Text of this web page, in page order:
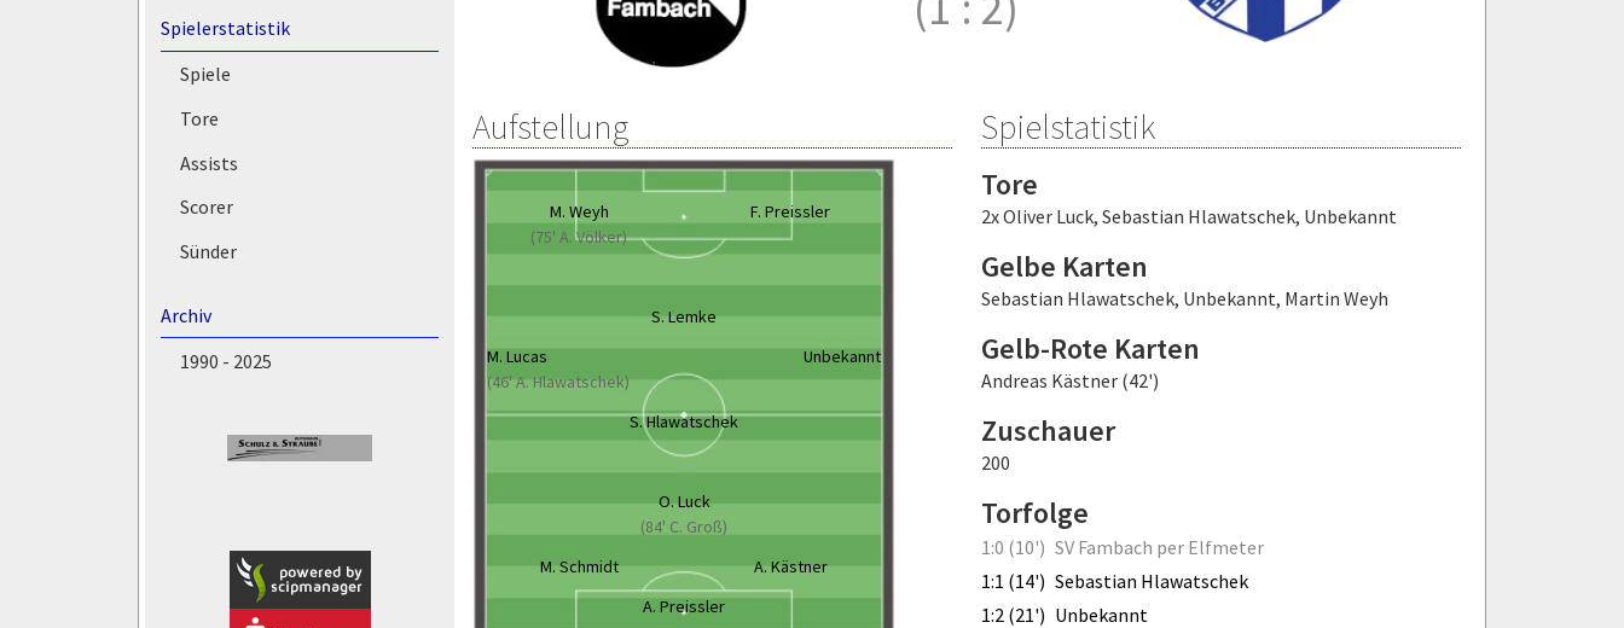
Spielerstatistik
Spiele
Tore
Assists
Scorer
Sünder
Archiv
1990 - 2025
Aufstellung
M. Weyh
(75' A. Völker)
F. Preissler
S. Lemke
M. Lucas
(46' A. Hlawatschek)
Unbekannt
S. Hlawatschek
O. Luck
(84' C. Groß)
M. Schmidt
A. Kästner
A. Preissler
Spielstatistik
Tore
2x Oliver Luck, Sebastian Hlawatschek, Unbekannt
Gelbe Karten
Sebastian Hlawatschek, Unbekannt, Martin Weyh
Gelb-Rote Karten
Andreas Kästner (42')
Zuschauer
200
Torfolge
1:0 (10') SV Fambach per Elfmeter
1:1 (14') Sebastian Hlawatschek
1:2 (21') Unbekannt